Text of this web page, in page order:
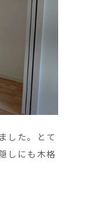
した。とて
しにも木格